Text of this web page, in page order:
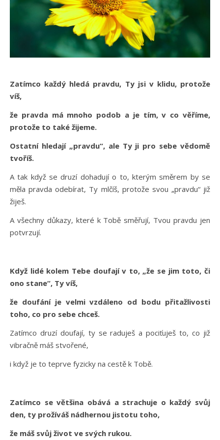
Zatímco každý hledá pravdu, Ty jsi v klidu, protože
víš,
že pravda má mnoho podob a je tím, v co věříme,
protože to také žijeme.
Ostatní hledají „pravdu“, ale Ty ji pro sebe vědomě
tvoříš.
A tak když se druzí dohadují o to, kterým směrem by se
měla pravda odebírat, Ty mlčíš, protože svou „pravdu“ již
žiješ.
A všechny důkazy, které k Tobě směřují, Tvou pravdu jen
potvrzují.
Když lidé kolem Tebe doufají v to, „že se jim toto, či
ono stane“, Ty víš,
že doufání je velmi vzdáleno od bodu přitažlivosti
toho, co pro sebe chceš.
Zatímco druzí doufají, ty se raduješ a pociťuješ to, co již
vibračně máš stvořené,
i když je to teprve fyzicky na cestě k Tobě.
Zatímco se většina obává a strachuje o každý svůj
den, ty prožíváš nádhernou jistotu toho,
že máš svůj život ve svých rukou.